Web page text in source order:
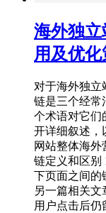
海外独立
用及优
对于海外独立
链是三个经常
个术语对它们
开详细叙述，
网站整体海外
链定义和区别
下页面之间的
另一篇相关文
用户点击后仍